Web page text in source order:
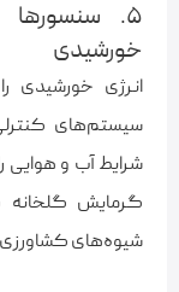
۵.
خورشیدی
انرژی خورشیدی
سیستم‌های
شرایط آب و
گرمایش گلخانه
شیوه‌های کشاورزی